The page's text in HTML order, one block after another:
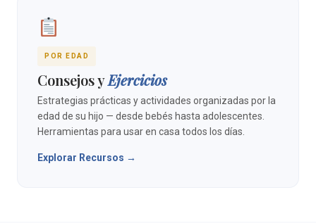
POR EDAD
Consejos yEjercicios
Estrategias prácticas y actividades organizadas por la
edad de su hijo — desde bebés hasta adolescentes.
Herramientas para usar en casa todos los días.
Explorar Recursos →